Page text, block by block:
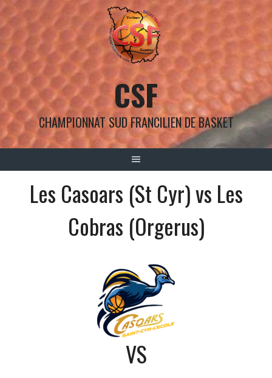
Aller
au
CSF
CHAMPIONNAT SUD FRANCILIEN DE BASKET
Les Casoars (St Cyr) vs Les
Cobras (Orgerus)
VS